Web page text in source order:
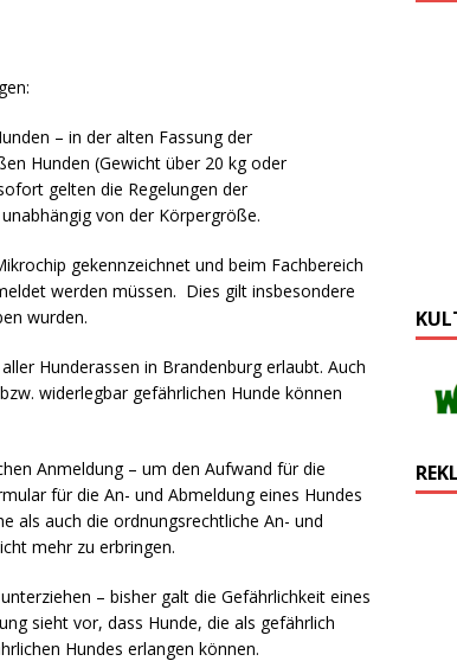
– in der alten Fassung der
Hunden (Gewicht über 20 kg oder
gelten die Regelungen der
von der Körpergröße.
gekennzeichnet und beim Fachbereich
werden müssen. Dies gilt insbesondere
wurden.
Hunderassen in Brandenburg erlaubt. Auch
widerlegbar gefährlichen Hunde können
Anmeldung – um den Aufwand für die
für die An- und Abmeldung eines Hundes
als auch die ordnungsrechtliche An- und
mehr zu erbringen.
– bisher galt die Gefährlichkeit eines
sieht vor, dass Hunde, die als gefährlich
Hundes erlangen können.